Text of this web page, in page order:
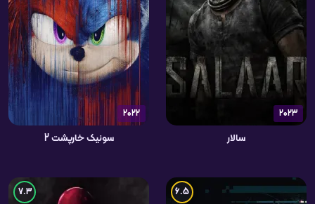
2023
سالار
2022
سونیک خارپشت 2
6.5
7.3